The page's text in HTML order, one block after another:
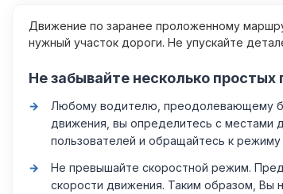
Движение по заранее проложенному
нужный участок дороги. Не упускайте
Не забывайте несколько простых
Любому водителю, преодолевающему
движения, вы определитесь с местами
пользователей и обращайтесь к
Не превышайте скоростной режим.
скорости движения. Таким образом, Вы